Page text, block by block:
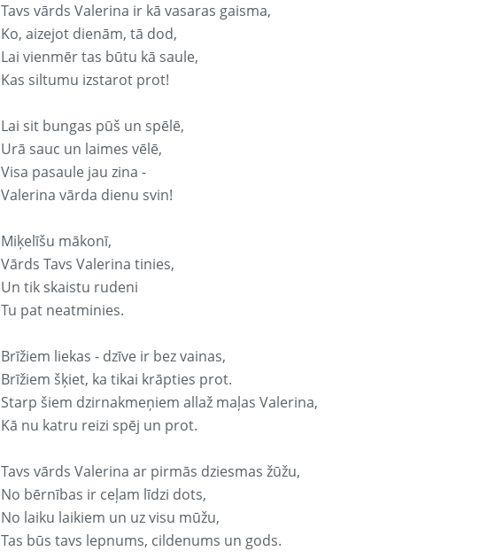
Tavs vārds Valerina ir kā vasaras gaisma,
Ko, aizejot dienām, tā dod,
Lai vienmēr tas būtu kā saule,
Kas siltumu izstarot prot!
Lai sit bungas pūš un spēlē,
Urā sauc un laimes vēlē,
Visa pasaule jau zina -
Valerina vārda dienu svin!
Miķelīšu mākonī,
Vārds Tavs Valerina tinies,
Un tik skaistu rudeni
Tu pat neatminies.
Brīžiem liekas - dzīve ir bez vainas,
Brīžiem šķiet, ka tikai krāpties prot.
Starp šiem dzirnakmeņiem allaž maļas Valerina,
Kā nu katru reizi spēj un prot.
Tavs vārds Valerina ar pirmās dziesmas žūžu,
No bērnības ir ceļam līdzi dots,
No laiku laikiem un uz visu mūžu,
Tas būs tavs lepnums, cildenums un gods.